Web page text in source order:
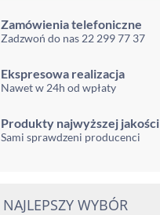
Zamówienia telefoniczne
Zadzwoń do nas 22 299 77 37
Ekspresowa realizacja
Nawet w 24h od wpłaty
Produkty najwyższej jakości
Sami sprawdzeni producenci
NAJLEPSZY WYBÓR